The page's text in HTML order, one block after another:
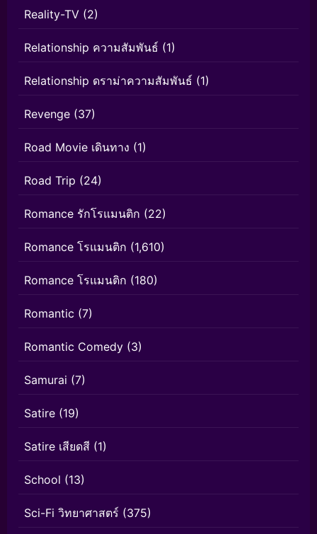
Reality-TV (2)
Relationship ความสัมพันธ์ (1)
Relationship ดราม่าความสัมพันธ์ (1)
Revenge (37)
Road Movie เดินทาง (1)
Road Trip (24)
Romance รักโรแมนติก (22)
Romance โรแมนติก (1,610)
Romance โรแมนติก (180)
Romantic (7)
Romantic Comedy (3)
Samurai (7)
Satire (19)
Satire เสียดสี (1)
School (13)
Sci-Fi วิทยาศาสตร์ (375)